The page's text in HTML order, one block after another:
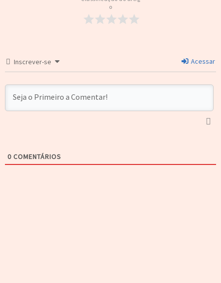
o
Inscrever-se Acessar
0 COMENTÁRIOS